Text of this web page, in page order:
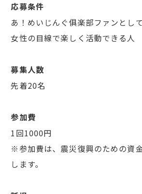
応募条件
あ！めいじんぐ俱楽部ファンとし
女性の目線で楽しく活動できる人
募集人数
先着20名
参加費
1回1000円
※参加費は、震災復興のための資
します。